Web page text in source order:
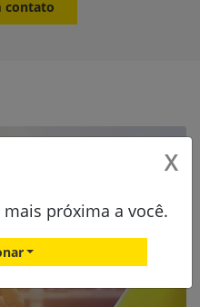
X
próxima a você.